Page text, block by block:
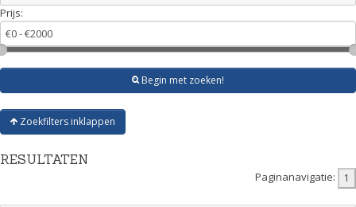
Prijs:
Begin met zoeken!
Zoekfilters inklappen
RESULTATEN
Paginanavigatie: